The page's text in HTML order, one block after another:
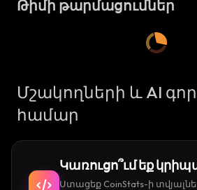
Թիմի թարմացումներ
Մշակողների և AI
համար
Կառուցո՞ւմ եք
Ստացեք CoinStats-ի